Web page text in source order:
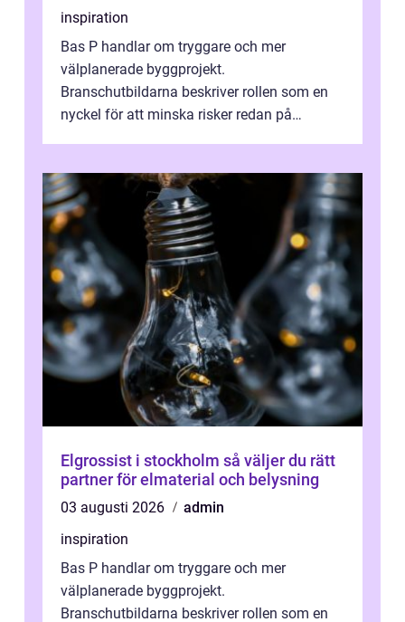
inspiration
Bas P handlar om tryggare och mer
välplanerade byggprojekt.
Branschutbildarna beskriver rollen som en
nyckel för att minska risker redan på
Elgrossist i stockholm så väljer du rätt
partner för elmaterial och belysning
03 augusti 2026
admin
inspiration
Bas P handlar om tryggare och mer
välplanerade byggprojekt.
Branschutbildarna beskriver rollen som en